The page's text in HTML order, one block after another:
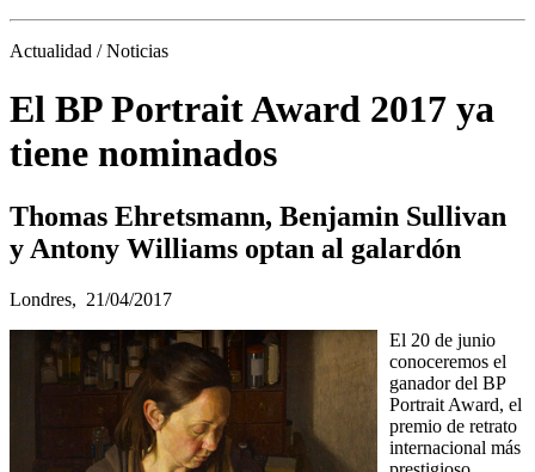
Actualidad / Noticias
El BP Portrait Award 2017 ya
tiene nominados
Thomas Ehretsmann, Benjamin Sullivan
y Antony Williams optan al galardón
Londres, 21/04/2017
El 20 de junio
conoceremos el
ganador del BP
Portrait Award, el
premio de retrato
internacional más